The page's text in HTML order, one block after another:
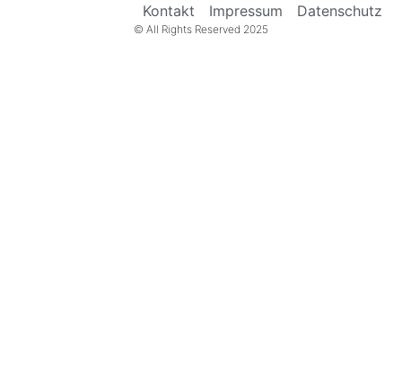
Kontakt Impressum Datenschutz
© All Rights Reserved 2025